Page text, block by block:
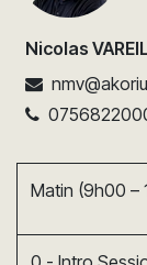
Nicolas
Matin (9h00 –